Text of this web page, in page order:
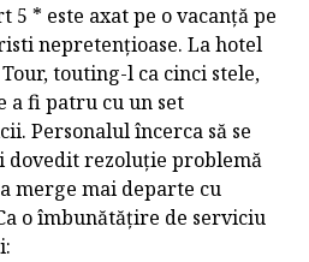
5 * este axat pe o vacanță pe
nepretențioase. La hotel
touting-l ca cinci stele,
a fi patru cu un set
Personalul încerca să se
dovedit rezoluție problemă
merge mai departe cu
o îmbunătățire de serviciu